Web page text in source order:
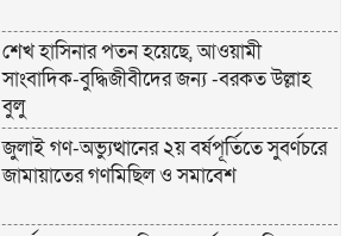
শেখ হাসিনার পতন হয়েছে, আওয়ামী
সাংবাদিক-বুদ্ধিজীবীদের জন্য -বরকত উল্লাহ
বুলু
জুলাই গণ-অভ্যুত্থানের ২য় বর্ষপূর্তিতে সুবর্ণচরে
জামায়াতের গণমিছিল ও সমাবেশ